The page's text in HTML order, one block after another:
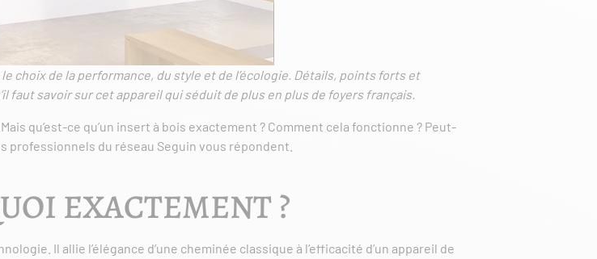
choix de la performance, du style et de l’écologie. Détails, points forts et
faut savoir sur cet appareil qui séduit de plus en plus de foyers français.
qu’est-ce qu’un insert à bois exactement ? Comment cela fonctionne ? Peut-
professionnels du réseau Seguin vous répondent.
EXACTEMENT ?
Il allie l’élégance d’une cheminée classique à l’efficacité d’un appareil de